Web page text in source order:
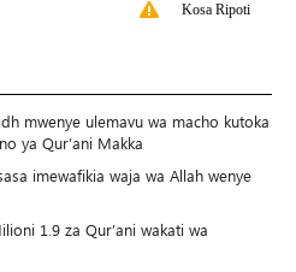
Kosa Ripoti
mwenye ulemavu wa macho kutoka
ya Qur’ani Makka
imewafikia waja wa Allah wenye
1.9 za Qur’ani wakati wa